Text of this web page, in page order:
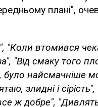
плані",
"Коли втомився
"Від смаку того
було найсмачніше
злидні і
ж добре",